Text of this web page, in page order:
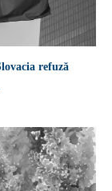
refuză